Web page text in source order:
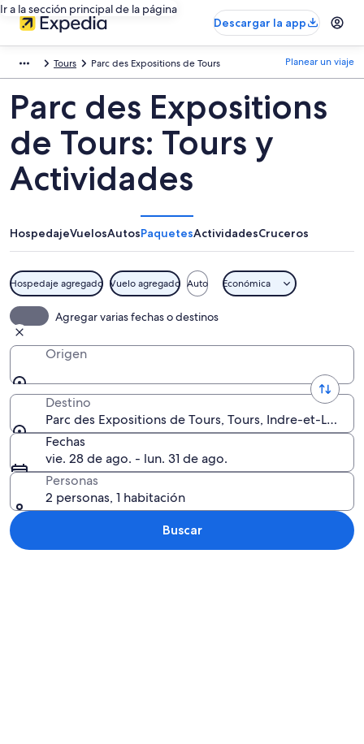
Ir a la sección principal de la página
Descargar la app
Tours Parc des Expositions de Tours Planear un viaje
Parc des Expositions
de Tours: Tours y
Actividades
HospedajeVuelosAutosPaquetesActividadesCruceros
Hospedaje agregado Vuelo agregado Auto Económica
Agregar varias fechas o destinos
Origen
Destino
Parc des Expositions de Tours, Tours, Indre-et-Loire
Fechas
vie. 28 de ago. - lun. 31 de ago.
Personas
2 personas, 1 habitación
Buscar